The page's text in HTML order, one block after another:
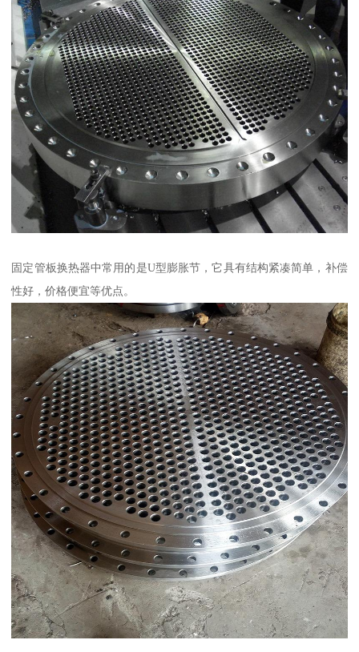
固定管板换热器中常用的是U型膨胀节，它具有结构紧凑简单，补偿
性好，价格便宜等优点。